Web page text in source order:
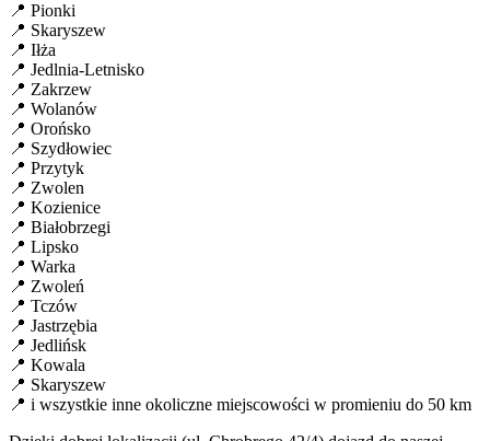
📍 Pionki
📍 Skaryszew
📍 Iłża
📍 Jedlnia-Letnisko
📍 Zakrzew
📍 Wolanów
📍 Orońsko
📍 Szydłowiec
📍 Przytyk
📍 Zwolen
📍 Kozienice
📍 Białobrzegi
📍 Lipsko
📍 Warka
📍 Zwoleń
📍 Tczów
📍 Jastrzębia
📍 Jedlińsk
📍 Kowala
📍 Skaryszew
📍 i wszystkie inne okoliczne miejscowości w promieniu do 50 km